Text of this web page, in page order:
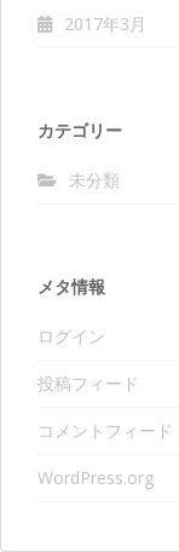
2017年3月
カテゴリー
未分類
メタ情報
ログイン
投稿フィード
コメントフィード
WordPress.org